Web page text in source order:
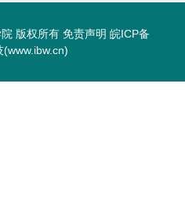
版权所有 免责声明 皖ICP备
(www.ibw.cn)